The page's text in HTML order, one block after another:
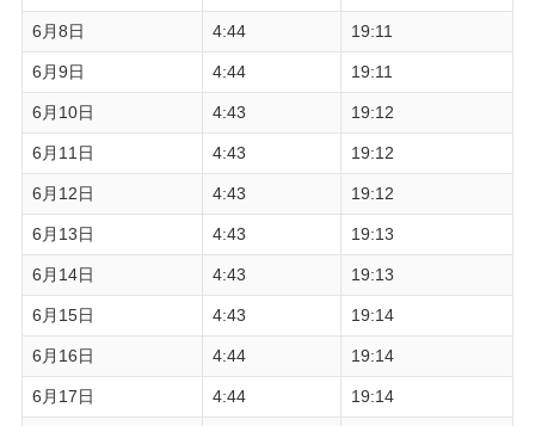
6月8日 4:44 19:11
6月9日 4:44 19:11
6月10日 4:43 19:12
6月11日 4:43 19:12
6月12日 4:43 19:12
6月13日 4:43 19:13
6月14日 4:43 19:13
6月15日 4:43 19:14
6月16日 4:44 19:14
6月17日 4:44 19:14